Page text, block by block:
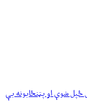
ځپل شوې او پټنځایونه یې